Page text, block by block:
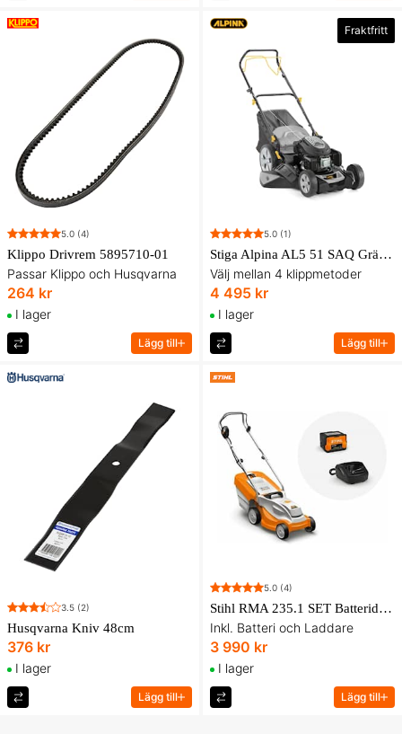
5.0 (4)
Klippo Drivrem 5895710-01
Passar Klippo och Husqvarna
264 kr
I lager
Lägg till
Fraktfritt
5.0 (1)
Stiga Alpina AL5 51 SAQ Gräsklippare
Välj mellan 4 klippmetoder
4 495 kr
I lager
Lägg till
3.5 (2)
Husqvarna Kniv 48cm
376 kr
I lager
Lägg till
5.0 (4)
Stihl RMA 235.1 SET Batteridriven gräsklippare
Inkl. Batteri och Laddare
3 990 kr
I lager
Lägg till